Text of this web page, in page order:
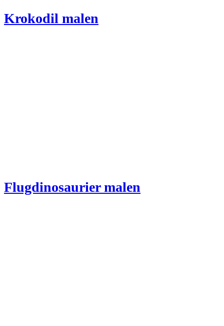
Krokodil malen
Flugdinosaurier malen